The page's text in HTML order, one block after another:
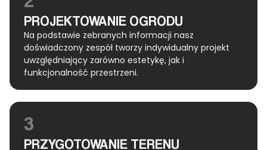
PROJEKTOWANIE OGRODU
Na podstawie zebranych informacji nasz
doświadczony zespół tworzy indywidualny projekt
uwzględniający zarówno estetykę, jak i
funkcjonalność przestrzeni.
3
PRZYGOTOWANIE TERENU